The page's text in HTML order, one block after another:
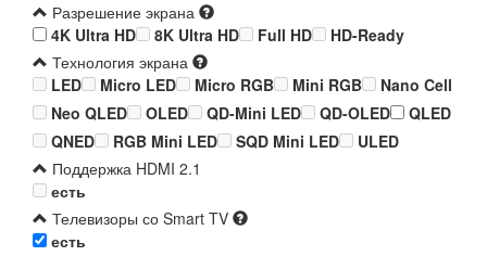
Разрешение экрана
4K Ultra HD
8K Ultra HD Full HD
HD-Ready
Технология экрана
LED
Micro LED Micro RGB Mini RGB
Nano Cell
Neo QLED
OLED QD-Mini LED QD-OLED
QLED
QNED
RGB Mini LED SQD Mini LED
ULED
Поддержка HDMI 2.1
есть
Телевизоры со Smart TV
есть